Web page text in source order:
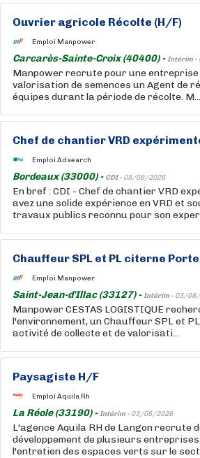
Ouvrier agricole Récolte (H/F)
Emploi Manpower
Carcarès-Sainte-Croix (40400) -Intérim -
Manpower recrute pour une
valorisation de semences un Agent de
équipes durant la période de récolte. M...
Chef de chantier VRD
Emploi Adsearch
Bordeaux (33000) - CDI - 05/08/2026
En bref : CDI - Chef de chantier VRD
avez une solide expérience en VRD et
travaux publics reconnu pour son
Chauffeur SPL et PL citerne
Emploi Manpower
Saint-Jean-d'Illac (33127) -Intérim - 03/08/
Manpower CESTAS LOGISTIQUE
l'environnement, un Chauffeur SPL et
activité de collecte et de valorisati...
Paysagiste H/F
Emploi Aquila Rh
La Réole (33190) -Intérim - 03/08/2026
L'agence Aquila RH de Langon
développement de plusieurs
l'entretien des espaces verts sur le